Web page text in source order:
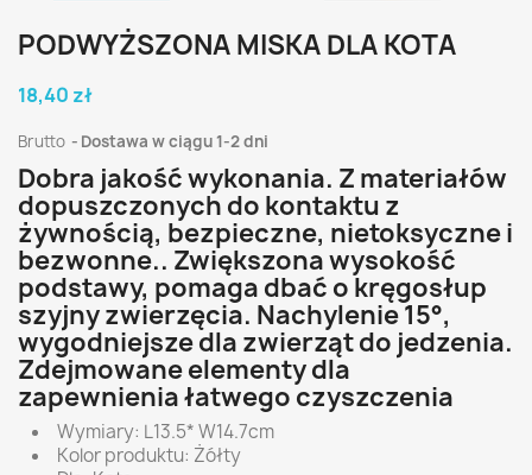
PODWYŻSZONA MISKA DLA KOTA
18,40 zł
Brutto Dostawa w ciągu 1-2 dni
Dobra jakość wykonania. Z materiałów
dopuszczonych do kontaktu z
żywnością, bezpieczne, nietoksyczne i
bezwonne.. Zwiększona wysokość
podstawy, pomaga dbać o kręgosłup
szyjny zwierzęcia. Nachylenie 15°,
wygodniejsze dla zwierząt do jedzenia.
Zdejmowane elementy dla
zapewnienia łatwego czyszczenia
Wymiary: L13.5* W14.7cm
Kolor produktu: Żółty